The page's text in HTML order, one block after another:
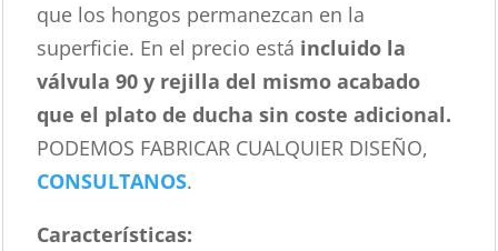
que los hongos permanezcan en la
superficie. En el precio está incluido la
válvula 90 y rejilla del mismo acabado
que el plato de ducha sin coste adicional.
PODEMOS FABRICAR CUALQUIER DISEÑO,
CONSULTANOS.
Características: